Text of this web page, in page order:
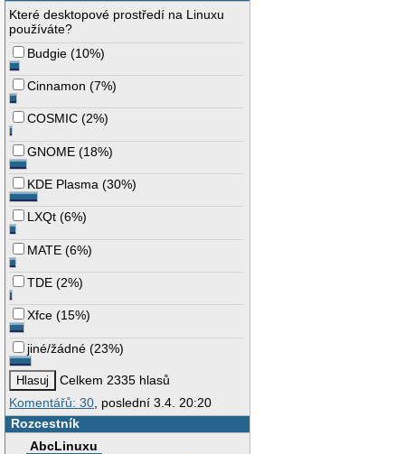
Které desktopové prostředí na Linuxu
používáte?
Budgie (10%)
Cinnamon (7%)
COSMIC (2%)
GNOME (18%)
KDE Plasma (30%)
LXQt (6%)
MATE (6%)
TDE (2%)
Xfce (15%)
jiné/žádné (23%)
Celkem 2335 hlasů
Komentářů: 30, poslední 3.4. 20:20
Rozcestník
AbcLinuxu